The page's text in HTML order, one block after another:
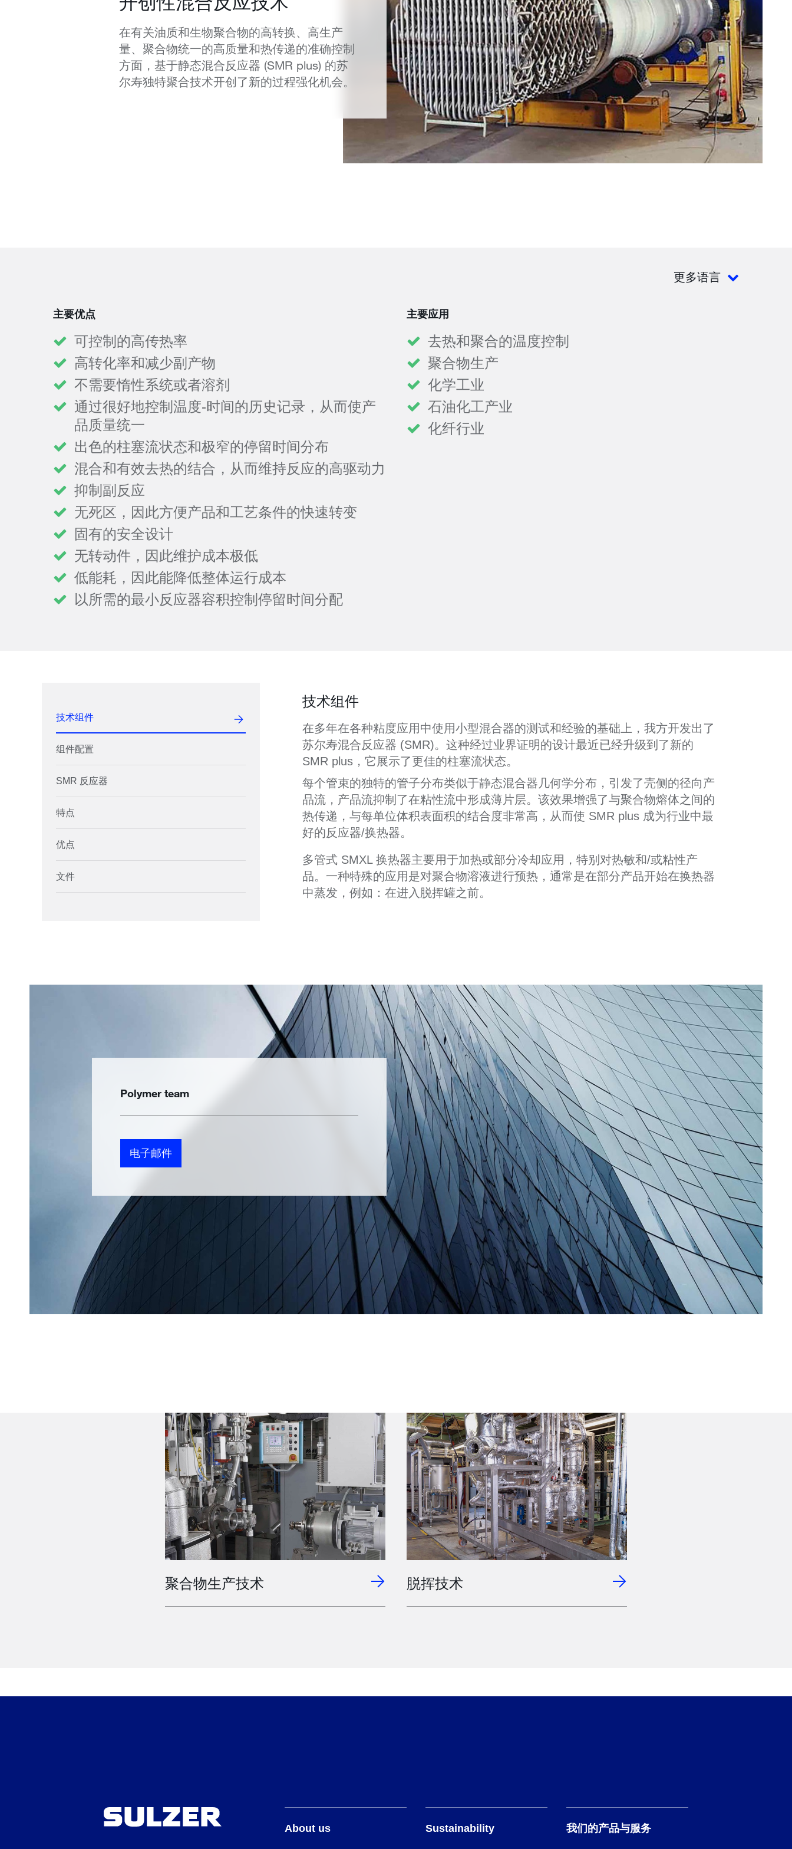
在有关油质和生物聚合物的高转换、高生产
量、聚合物统一的高质量和热传递的准确控制
方面，基于静态混合反应器 (SMR plus) 的苏
尔寿独特聚合技术开创了新的过程强化机会。
更多语言
主要优点
可控制的高传热率
高转化率和减少副产物
不需要惰性系统或者溶剂
通过很好地控制温度-时间的历史记录，从而使产
品质量统一
出色的柱塞流状态和极窄的停留时间分布
混合和有效去热的结合，从而维持反应的高驱动力
抑制副反应
无死区，因此方便产品和工艺条件的快速转变
固有的安全设计
无转动件，因此维护成本极低
低能耗，因此能降低整体运行成本
以所需的最小反应器容积控制停留时间分配
主要应用
去热和聚合的温度控制
聚合物生产
化学工业
石油化工产业
化纤行业
技术组件
技术组件
在多年在各种粘度应用中使用小型混合器的测试和经验的基础上，我方开发出了
苏尔寿混合反应器 (SMR)。这种经过业界证明的设计最近已经升级到了新的
SMR plus，它展示了更佳的柱塞流状态。
每个管束的独特的管子分布类似于静态混合器几何学分布，引发了壳侧的径向产
品流，产品流抑制了在粘性流中形成薄片层。该效果增强了与聚合物熔体之间的
热传递，与每单位体积表面积的结合度非常高，从而使 SMR plus 成为行业中最
好的反应器/换热器。
多管式 SMXL 换热器主要用于加热或部分冷却应用，特别对热敏和/或粘性产
品。一种特殊的应用是对聚合物溶液进行预热，通常是在部分产品开始在换热器
中蒸发，例如：在进入脱挥罐之前。
组件配置
SMR 反应器
特点
优点
文件
Polymer team
电子邮件
聚合物生产技术 脱挥技术
About us Sustainability 我们的产品与服务